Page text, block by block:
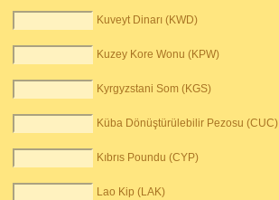
Kuveyt Dinarı (KWD)
Kuzey Kore Wonu (KPW)
Kyrgyzstani Som (KGS)
Küba Dönüştürülebilir Pezosu (CUC)
Kıbrıs Poundu (CYP)
Lao Kip (LAK)